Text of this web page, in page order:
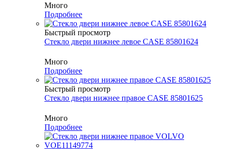
Много
Подробнее
Быстрый просмотр
Стекло двери нижнее левое CASE 85801624
Много
Подробнее
Быстрый просмотр
Стекло двери нижнее правое CASE 85801625
Много
Подробнее